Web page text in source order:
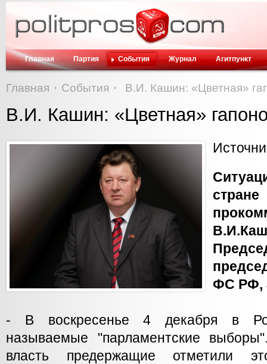
Главная Партия События Журнал Агитпункт
Главная События В.И. Кашин: «Цветная»
В.И. Кашин: «Цветная»
ФС РФ,
- В воскресенье 4 декабря в
называемые "парламентские
власть предержащие отметили